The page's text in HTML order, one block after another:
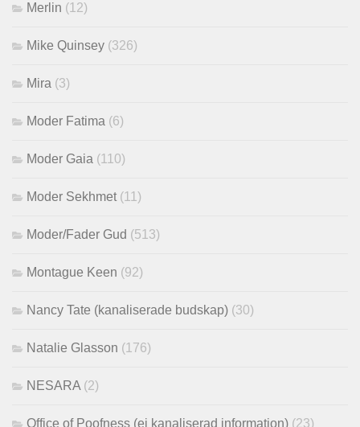
Merlin (12)
Mike Quinsey (326)
Mira (3)
Moder Fatima (6)
Moder Gaia (110)
Moder Sekhmet(11)
Moder/Fader Gud (513)
Montague Keen (92)
Nancy Tate (kanaliserade budskap) (30)
Natalie Glasson (176)
NESARA(2)
Office of Poofness (ej kanaliserad information) (23)